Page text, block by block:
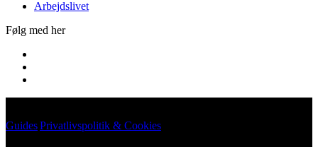
Arbejdslivet
Følg med her
GuidesPrivatlivspolitik & Cookies